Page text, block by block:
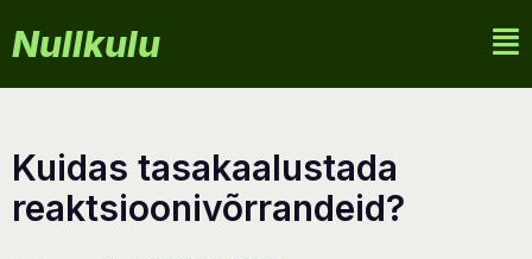
Nullkulu
kuidas tasakaalustada
reaktsioonivõrrandeid?